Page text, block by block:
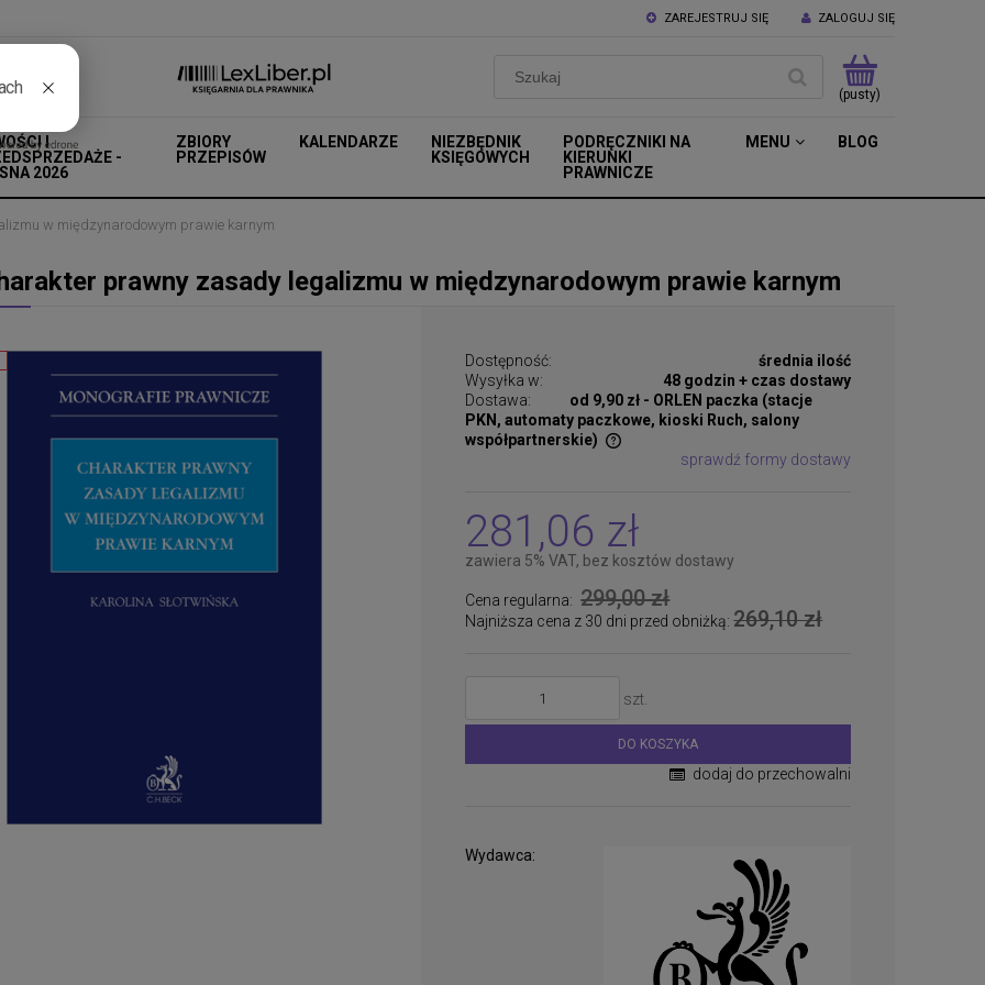
ZAREJESTRUJ SIĘ ZALOGUJ SIĘ
(pusty)
I
-
2026
ZBIORY
PRZEPISÓW
KALENDARZE
NIEZBĘDNIK
KSIĘGOWYCH
PODRĘCZNIKI NA
KIERUNKI
PRAWNICZE
MENU BLOG
w międzynarodowym prawie karnym
prawny zasady legalizmu w międzynarodowym prawie karnym
Dostępność:
średnia ilość
Wysyłka w:
48 godzin + czas dostawy
Dostawa:
od 9,90 zł - ORLEN paczka (stacje
PKN, automaty paczkowe, kioski Ruch, salony
współpartnerskie)
sprawdź formy dostawy
281,06 zł
zawiera 5% VAT, bez kosztów dostawy
Cena regularna: 299,00 zł
Najniższa cena z 30 dni przed obniżką:269,10 zł
szt.
DO KOSZYKA
dodaj do przechowalni
Wydawca: